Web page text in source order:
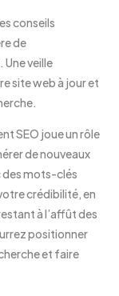
conseils
de
veille
site web à jour et
SEO joue un rôle
de nouveaux
des mots-clés
crédibilité, en
à l’affût des
positionner
et faire